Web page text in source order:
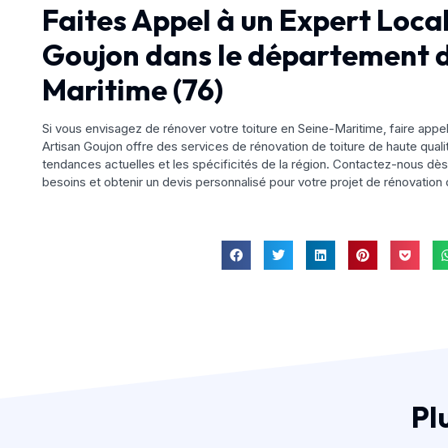
Faites Appel à un Expert
Goujon dans le département
Maritime (76)
Si vous envisagez de rénover votre toiture en Seine-Maritime, faire
Artisan Goujon offre des services de rénovation de toiture de haute
tendances actuelles et les spécificités de la région. Contactez-nous
besoins et obtenir un devis personnalisé pour votre projet de rénovation